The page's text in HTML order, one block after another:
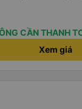
vụ của nhà xe
CẦN THANH
Xem giá